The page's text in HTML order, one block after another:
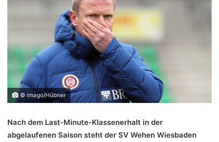
© imago/Hübner
Nach dem Last-Minute-Klassenerhalt in der
abgelaufenen Saison steht der SV Wehen Wiesbaden